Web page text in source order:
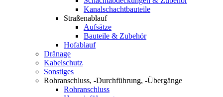
Kanalschachtbauteile
Straßenablauf
Aufsätze
Bauteile & Zubehör
Hofablauf
Dränage
Kabelschutz
Sonstiges
Rohranschluss, -Durchführung, -Übergänge
Rohranschluss